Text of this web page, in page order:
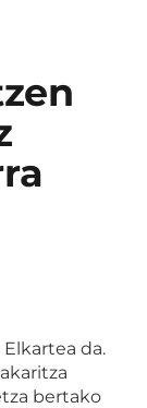
da.
bertako